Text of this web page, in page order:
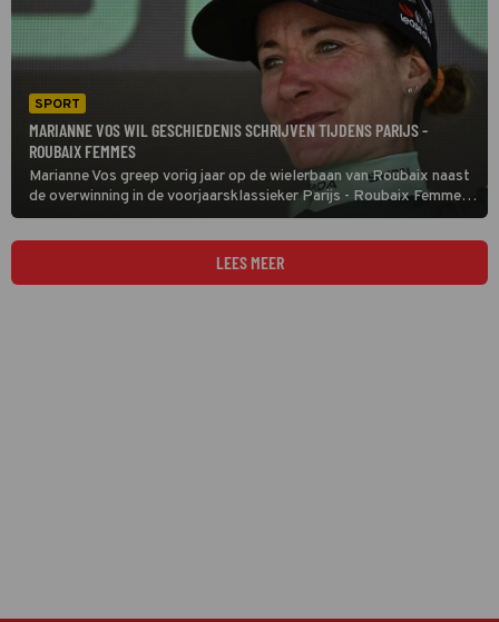
SPORT
MARIANNE VOS WIL GESCHIEDENIS SCHRIJVEN TIJDENS PARIJS -
ROUBAIX FEMMES
Marianne Vos greep vorig jaar op de wielerbaan van Roubaix naast
de overwinning in de voorjaarsklassieker Parijs - Roubaix Femmes.
De ervaren Brabantse kondigde meteen al aan op revanche te
zinnen. De NOS brengt live verslag uit.
LEES MEER